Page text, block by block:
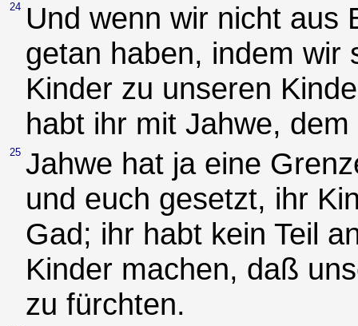
24 Und wenn wir nicht aus
getan haben, indem wir
Kinder zu unseren
habt ihr mit Jahwe,
25 Jahwe hat ja eine
und euch gesetzt, ihr
Gad; ihr habt kein Teil
Kinder machen, daß
zu fürchten.